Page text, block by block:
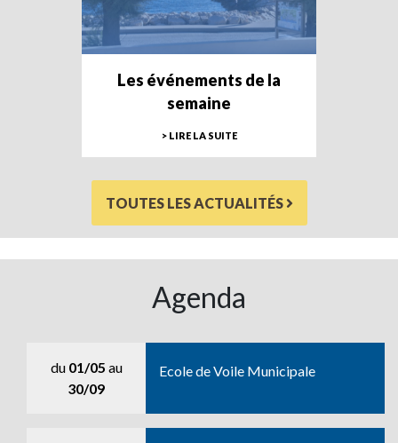
Les événements de la
semaine
> LIRE LA SUITE
TOUTES LES ACTUALITÉS
Agenda
du 01/05 au
30/09
Ecole de Voile Municipale